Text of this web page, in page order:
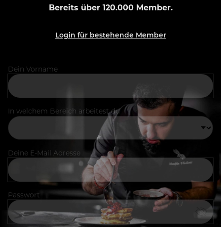
Bereits über 120.000 Member.
Login für bestehende Member
Dein Vorname
In welchem Bereich arbeitest du
Deine E-Mail Adresse
Passwort